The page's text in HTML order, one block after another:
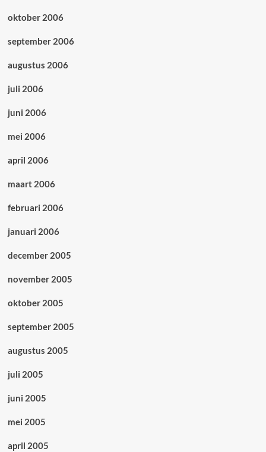
oktober 2006
september 2006
augustus 2006
juli 2006
juni 2006
mei 2006
april 2006
maart 2006
februari 2006
januari 2006
december 2005
november 2005
oktober 2005
september 2005
augustus 2005
juli 2005
juni 2005
mei 2005
april 2005